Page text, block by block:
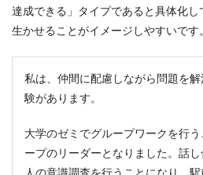
達成できる」タイプであると具体化
生かせることがイメージしやすいです。
私は、仲間に配慮しながら問題を
験があります。
大学のゼミでグループワークを行
ープのリーダーとなりました。話